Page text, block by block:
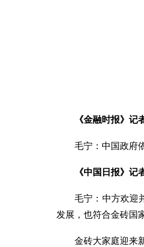
《金融时报》
毛宁：中国政府
《中国日报》
毛宁：中方欢迎
发展，也符合金砖国
金砖大家庭迎来